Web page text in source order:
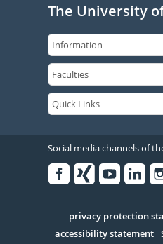
The University
Social media channels of
Serivce
privacy protection
accessibility statement